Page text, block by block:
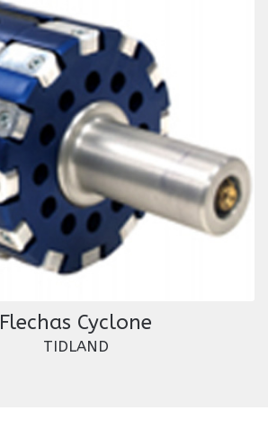
Flechas Cyclone
TIDLAND